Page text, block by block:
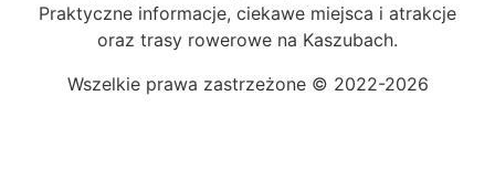
Praktyczne informacje, ciekawe miejsca i atrakcje
oraz trasy rowerowe na Kaszubach.
Wszelkie prawa zastrzeżone © 2022-2026